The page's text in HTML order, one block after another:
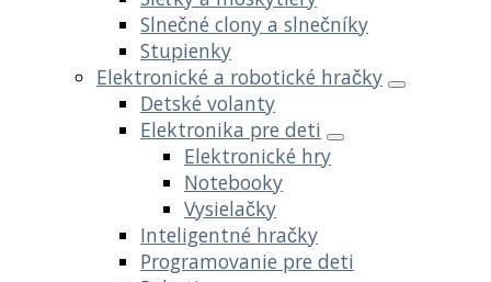
Slnečné clony a slnečníky
Stupienky
Elektronické a robotické hračky
Detské volanty
Elektronika pre deti
Elektronické hry
Notebooky
Vysielačky
Inteligentné hračky
Programovanie pre deti